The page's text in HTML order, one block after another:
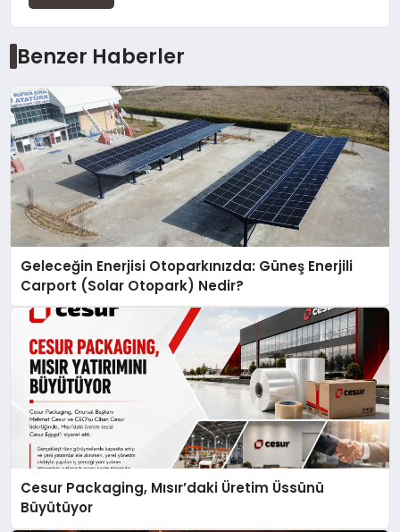
Benzer Haberler
Geleceğin Enerjisi Otoparkınızda: Güneş Enerjili
Carport (Solar Otopark) Nedir?
Cesur Packaging, Mısır’daki Üretim Üssünü
Büyütüyor